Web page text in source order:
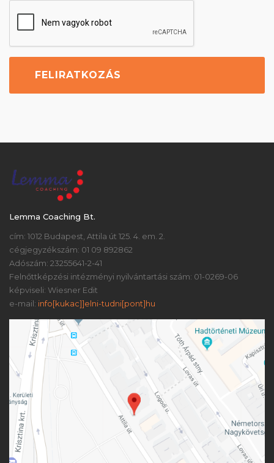
Lemma Coaching Bt.
cím: 1012 Budapest, Attila út 125. 4. em. 2.
cégjegyzékszám: 01 09 892862
Adószám: 23255641-2-41
Felnőttképzési intézményi nyilvántartási szám: 01-0269-06
képviseli: Wiesner Edit
e-mail: info[kukac]]elni-tudni[pont]hu